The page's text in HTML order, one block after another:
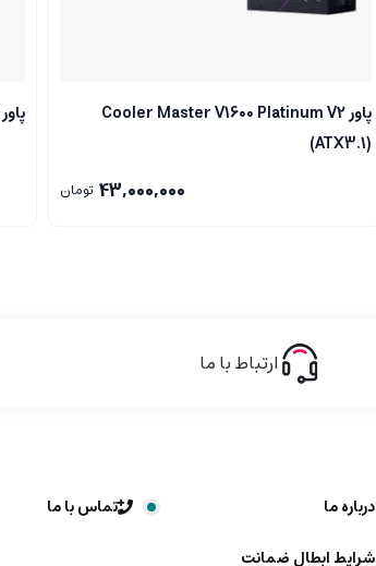
پاور Cooler Master V1600 Platinum V2
(ATX3.1)
43,000,000 تومان
پاور Seasonic FOCUS GX 1000W GOLD
ارتباط با ما
درباره ما تماس با ما
شرایط ابطال ضمانت